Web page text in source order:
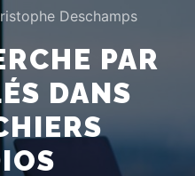
Deschamps
PAR
DANS